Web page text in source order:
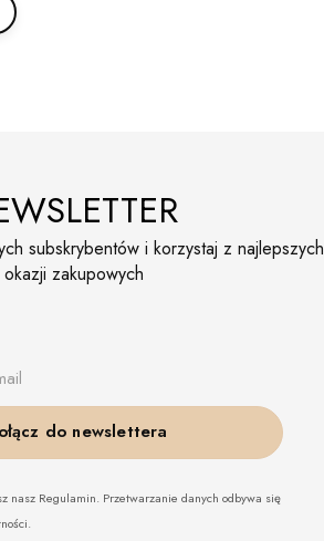
subskrybentów i korzystaj z najlepszych
okazji zakupowych
do newslettera
nasz Regulamin. Przetwarzanie danych odbywa się